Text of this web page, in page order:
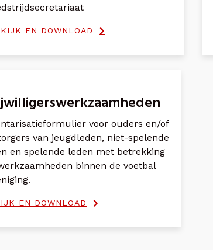
EN DOWNLOAD
voor ouders en/of
van jeugdleden, niet-spelende
en spelende leden met betrekking
binnen de voetbal
EN DOWNLOAD